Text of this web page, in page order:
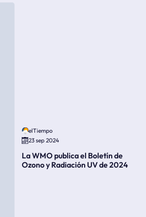
elTiempo
23 sep 2024
La WMO publica el Boletín de
Ozono y Radiación UV de 2024